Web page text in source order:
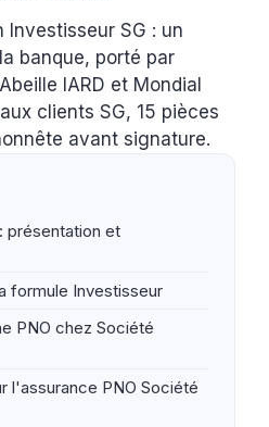
SG : un
banque, porté par
IARD et Mondial
clients SG, 15 pièces
avant signature.
présentation et
formule Investisseur
PNO chez Société
l'assurance PNO Société